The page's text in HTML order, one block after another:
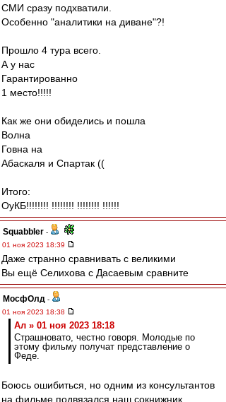
СМИ сразу подхватили.
Особенно "аналитики на диване"?!
Прошло 4 тура всего.
А у нас
Гарантированно
1 место!!!!!
Как же они обиделись и пошла
Волна
Говна на
Абаскаля и Спартак ((
Итого:
ОуКБ!!!!!!!! !!!!!!!! !!!!!!!! !!!!!!
Squabbler -
01 ноя 2023 18:39
Даже странно сравнивать с великими
Вы ещё Селихова с Дасаевым сравните
МосфОлд -
01 ноя 2023 18:38
Ал » 01 ноя 2023 18:18
Страшновато, честно говоря. Молодые по
этому фильму получат представление о
Феде.
Боюсь ошибиться, но одним из консультантов
на фильме подвязался наш сокнижник,